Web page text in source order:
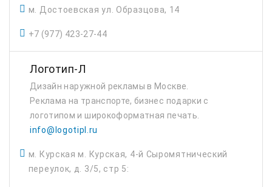
м. Достоевская ул. Образцова, 14
+7 (977) 423-27-44
Логотип-Л
Дизайн наружной рекламы в Москве.
Реклама на транспорте, бизнес подарки с
логотипом и широкоформатная печать.
info@logotipl.ru
м. Курская м. Курская, 4-й Сыромятнический
переулок, д. 3/5, стр 5: